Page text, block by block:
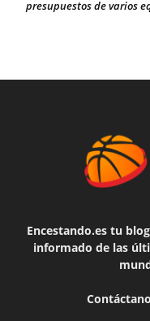
presupuestos de varios
Encestando.es tu
informado de las